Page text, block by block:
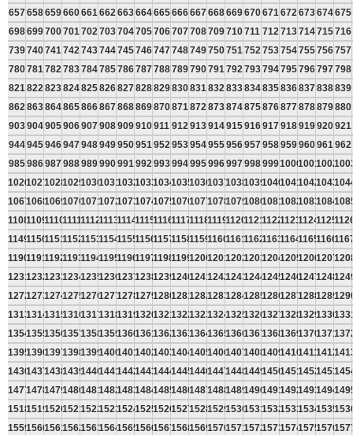
657658659660661 662 663664665666667668669670671 672 673674675
698699700701 702 703704705706707708709710711 712 713714715716
739740741 742 743744745746747748749750751 752 753754755756757
780781 782 783784785786787788789790791 792 793794795796797798
821 822 823824825826827828829830831 832 833834835836837838839
862 863864865866867868869870871 872 873874875876877878879880
903904905906907908909910911 912 913914915916917918919920921
944945946947948949950951 952 953954955956957958959960961 962
985986987988989990991 992 993994995996997998999100010011002
102610271028102910301031103210331034103510361037103810391040104110421043
106710681069107010711072107310741075107610771078107910801081108210831084
110811091110111111121113111411151116111711181119112011211122112311241125
114911501151115211531154115511561157115811591160116111621163116411651166
119011911192119311941195119611971198119912001201120212031204120512061207
123112321233123412351236123712381239124012411242124312441245124612471248
127212731274127512761277127812791280128112821283128412851286128712881289
131313141315131613171318131913201321132213231324132513261327132813291330
135413551356135713581359136013611362136313641365136613671368136913701371
139513961397139813991400140114021403140414051406140714081409141014111412
143614371438143914401441144214431444144514461447144814491450145114521453
147714781479148014811482148314841485148614871488148914901491149214931494
151815191520152115221523152415251526152715281529153015311532153315341535
155915601561156215631564156515661567156815691570157115721573157415751576